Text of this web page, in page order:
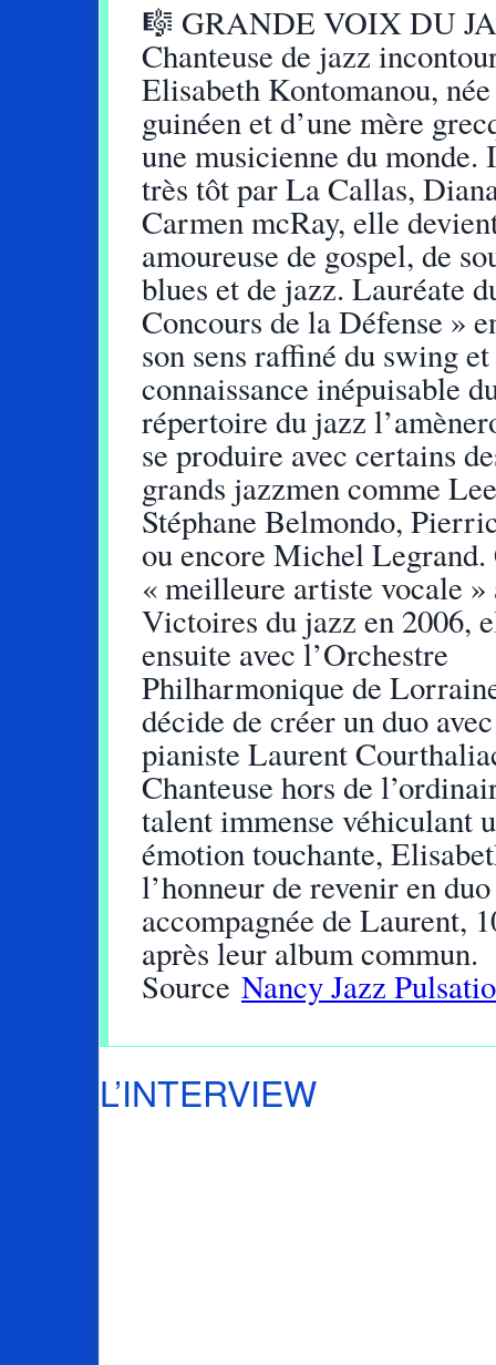
🎼 GRANDE VOIX DU
Chanteuse de jazz
Elisabeth Kontomanou, née
guinéen et d’une mère
une musicienne du monde.
très tôt par La Callas,
Carmen mcRay, elle
amoureuse de gospel, de
blues et de jazz. Lauréate
Concours de la Défense »
son sens raffiné du swing et
connaissance inépuisable
répertoire du jazz
se produire avec certains
grands jazzmen comme
Stéphane Belmondo,
ou encore Michel Legrand.
« meilleure artiste vocale »
Victoires du jazz en 2006,
ensuite avec l’Orchestre
Philharmonique de
décide de créer un duo
pianiste Laurent
Chanteuse hors de
talent immense véhiculant
émotion touchante,
l’honneur de revenir en duo
accompagnée de Laurent,
après leur album commun.
Source Nancy Jazz
L’INTERVIEW